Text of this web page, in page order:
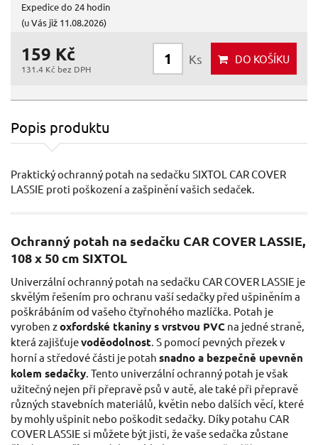
Expedice do 24 hodin
(u Vás již 11.08.2026)
159 Kč
131.4 Kč bez DPH
Ks DO KOŠÍKU
Popis produktu
Praktický ochranný potah na sedačku SIXTOL CAR COVER
LASSIE proti poškození a zašpinění vašich sedaček.
Ochranný potah na sedačku CAR COVER LASSIE,
108 x 50 cm SIXTOL
Univerzální ochranný potah na sedačku CAR COVER LASSIE je
skvělým řešením pro ochranu vaší sedačky před ušpiněním a
poškrábáním od vašeho čtyřnohého mazlíčka. Potah je
vyroben zoxfordské tkaniny s vrstvou PVC na jedné straně,
která zajišťujevoděodolnost. S pomocí pevných přezek v
horní a středové části je potah snadno a bezpečně upevněn
kolem sedačky. Tento univerzální ochranný potah je však
užitečný nejen při přepravě psů v autě, ale také při přepravě
různých stavebních materiálů, květin nebo dalších věcí, které
by mohly ušpinit nebo poškodit sedačky. Díky potahu CAR
COVER LASSIE si můžete být jisti, že vaše sedačka zůstane